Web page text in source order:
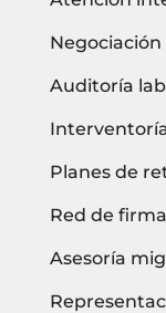
Auditoría
Planes de
Red de
Asesoría